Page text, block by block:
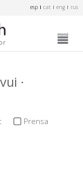
esp cat eng rus
·
Prensa